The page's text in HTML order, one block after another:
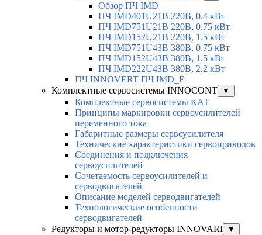
Обзор ПЧ IMD
ПЧ IMD401U21B 220В, 0.4 кВт
ПЧ IMD751U21B 220В, 0.75 кВт
ПЧ IMD152U21B 220В, 1.5 кВт
ПЧ IMD751U43B 380В, 0.75 кВт
ПЧ IMD152U43B 380В, 1.5 кВт
ПЧ IMD222U43B 380В, 2.2 кВт
ПЧ INNOVERT ПЧ IMD_E
Комплектные сервосистемы INNOCONT
▼
Комплектные сервосистемы КАТ
Принципы маркировки сервоусилителей
переменного тока
Габаритные размеры сервоусилителя
Технические характеристики сервоприводов
Соединения и подключения
сервоусилителей
Сочетаемость сервоусилителей и
серводвигателей
Описание моделей серводвигателей
Технологические особенности
серводвигателей
Редукторы и мотор-редукторы INNOVARI
▼